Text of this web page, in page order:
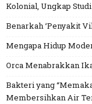
Kolonial, Ungkap
Benarkah ‘Penyakit
Mengapa Hidup
Orca Menabrakkan
Bakteri yang
Membersihkan Air